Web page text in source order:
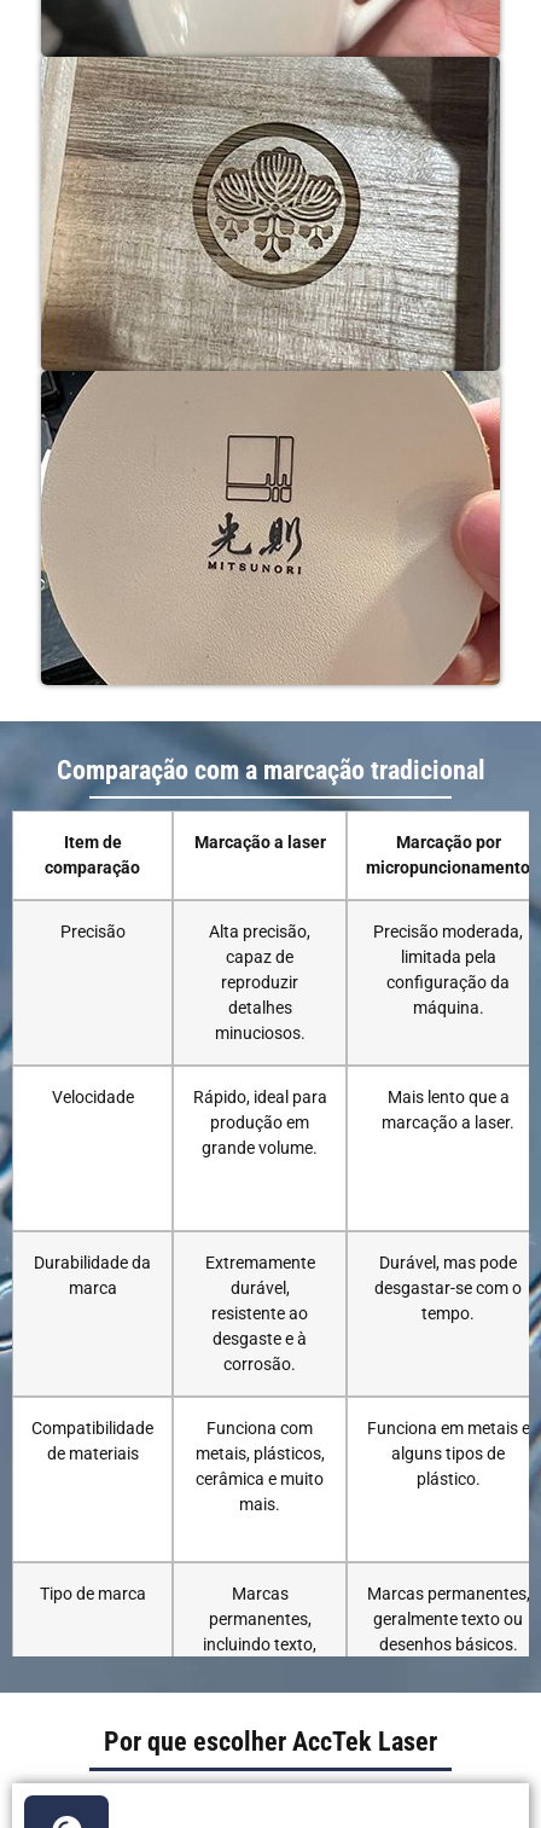
Comparação com a marcação tradicional
Item de
comparação
Marcação a laser
Marcação por
micropuncionamento
Precisão
Alta precisão,
capaz de
reproduzir
detalhes
minuciosos.
Precisão moderada,
limitada pela
configuração da
máquina.
Velocidade
Rápido, ideal para
produção em
grande volume.
Mais lento que a
marcação a laser.
Durabilidade da
marca
Extremamente
durável,
resistente ao
desgaste e à
corrosão.
Durável, mas pode
desgastar-se com o
tempo.
Compatibilidade
de materiais
Funciona com
metais, plásticos,
cerâmica e muito
mais.
Funciona em metais e
alguns tipos de
plástico.
Tipo de marca
Marcas
permanentes,
incluindo texto,
imagens.
Marcas permanentes,
geralmente texto ou
desenhos básicos.
Acabamento de
superfície
Acabamento liso
Deixa uma pequena
Por que escolher AccTek Laser